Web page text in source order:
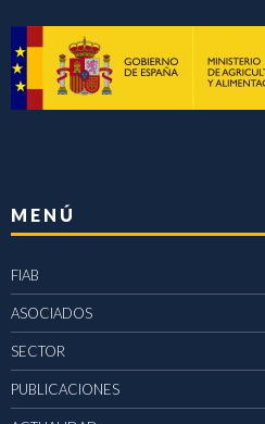
MENÚ
FIAB
ASOCIADOS
SECTOR
PUBLICACIONES